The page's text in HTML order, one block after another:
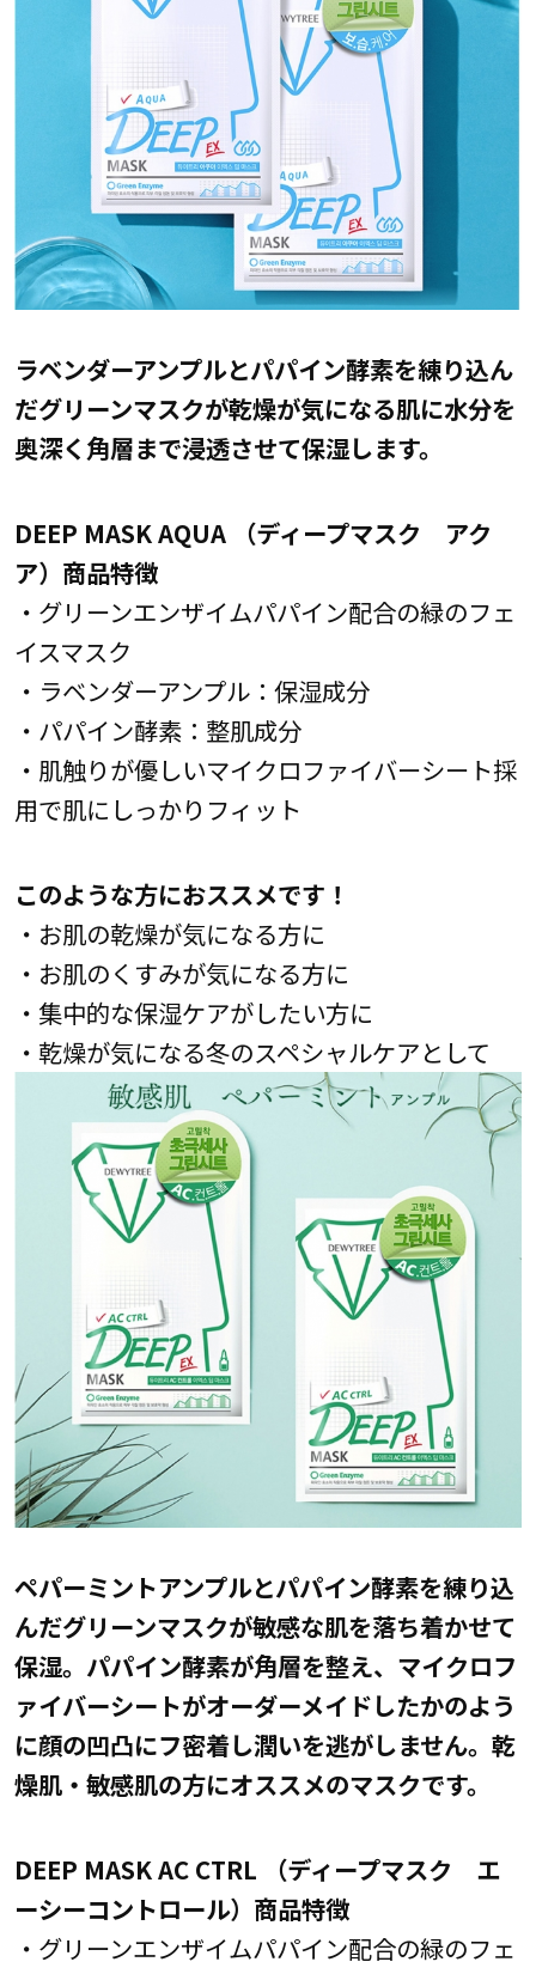
ラベンダーアンプルとパパイン酵素を練り込ん
だグリーンマスクが乾燥が気になる肌に水分を
奥深く角層まで浸透させて保湿します。
DEEP MASK AQUA （ディープマスク アク
ア）商品特徴
・グリーンエンザイムパパイン配合の緑のフェ
イスマスク
・ラベンダーアンプル：保湿成分
・パパイン酵素：整肌成分
・肌触りが優しいマイクロファイバーシート採
用で肌にしっかりフィット
このような方におススメです！
・お肌の乾燥が気になる方に
・お肌のくすみが気になる方に
・集中的な保湿ケアがしたい方に
・乾燥が気になる冬のスペシャルケアとして
ペパーミントアンプルとパパイン酵素を練り込
んだグリーンマスクが敏感な肌を落ち着かせて
保湿。パパイン酵素が角層を整え、マイクロフ
ァイバーシートがオーダーメイドしたかのよう
に顔の凹凸にフ密着し潤いを逃がしません。乾
燥肌・敏感肌の方にオススメのマスクです。
DEEP MASK AC CTRL （ディープマスク エ
ーシーコントロール）商品特徴
・グリーンエンザイムパパイン配合の緑のフェ